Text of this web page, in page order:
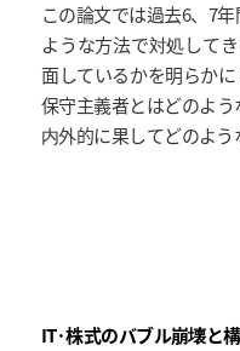
この論文では過去6、7
ような方法で対処して
面しているかを明らか
保守主義者とはどのよ
内外的に果してどのよう
IT·株式のバブル崩壊と